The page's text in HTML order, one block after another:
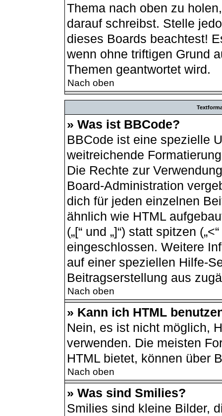
Thema nach oben zu
darauf schreibst. Stelle
dieses Boards beachtest!
wenn ohne triftigen Grund
Themen geantwortet wird.
Nach oben
» Was ist BBCode?
BBCode ist eine spezielle
weitreichende
Die Rechte zur
Board-Administration
dich für jeden einzelnen
ähnlich wie HTML
(„[“ und „]“) statt spitzen
eingeschlossen. Weitere
auf einer speziellen Hilfe-
Beitragserstellung aus
Nach oben
» Kann ich HTML
Nein, es ist nicht möglich,
verwenden. Die meisten
HTML bietet, können über
Nach oben
» Was sind Smilies?
Smilies sind kleine Bilder,